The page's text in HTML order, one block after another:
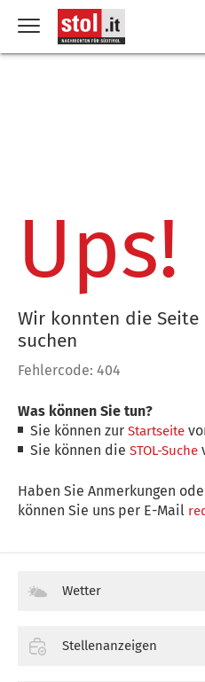
Ups!
Wir konnten die
suchen
Fehlercode: 404
Was können Sie tun?
Sie können zurStartseite
Sie können dieSTOL-Suche
Haben Sie Anmerkungen
können Sie uns per E-Mail
Wetter
Stellenanzeigen